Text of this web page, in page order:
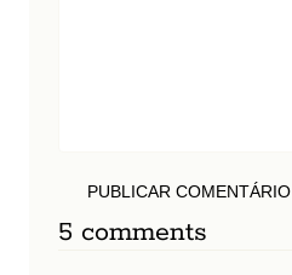
PUBLICAR COMENTÁRIO
5 comments